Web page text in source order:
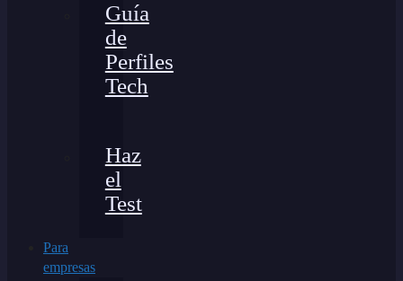
Guía
de
Perfiles
Tech
Haz
el
Test
Para
empresas